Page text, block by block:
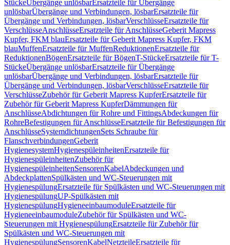
StückeÜbergänge unlösbarErsatzteile für Übergänge
unlösbarÜbergänge und Verbindungen, lösbarErsatzteile für
Übergänge und Verbindungen, lösbarVerschlüsseErsatzteile für
VerschlüsseAnschlüsseErsatzteile für AnschlüsseGeberit Mapress
Kupfer, FKM blauErsatzteile für Geberit Mapress Kupfer, FKM
blauMuffenErsatzteile für MuffenReduktionenErsatzteile für
ReduktionenBögenErsatzteile für BögenT-StückeErsatzteile für T-
StückeÜbergänge unlösbarErsatzteile für Übergänge
unlösbarÜbergänge und Verbindungen, lösbarErsatzteile für
Übergänge und Verbindungen, lösbarVerschlüsseErsatzteile für
VerschlüsseZubehör für Geberit Mapress KupferErsatzteile für
Zubehör für Geberit Mapress KupferDämmungen für
AnschlüsseAbdichtungen für Rohre und FittingsAbdeckungen für
RohreBefestigungen für AnschlüsseErsatzteile für Befestigungen für
AnschlüsseSystemdichtungenSets Schraube für
FlanschverbindungenGeberit
HygienesystemHygienespüleinheitenErsatzteile für
HygienespüleinheitenZubehör für
HygienespüleinheitenSensorenKabelAbdeckungen und
AbdeckplattenSpülkästen und WC-Steuerungen mit
HygienespülungErsatzteile für Spülkästen und WC-Steuerungen mit
HygienespülungUP-Spülkästen mit
HygienespülungHygieneeinbaumoduleErsatzteile für
HygieneeinbaumoduleZubehör für Spülkästen und WC-
Steuerungen mit HygienespülungErsatzteile für Zubehör für
Spülkästen und WC-Steuerungen mit
HygienespülungSensorenKabelNetzteileErsatzteile für